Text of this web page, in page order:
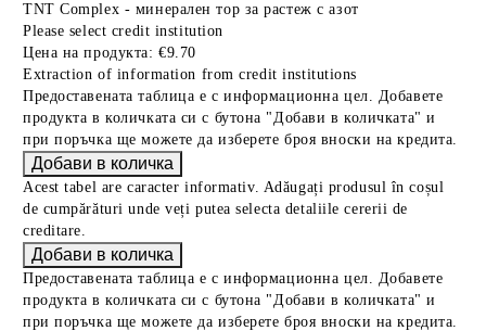
TNT Complex - минерален тор за растеж с азот
Please select credit institution
Цена на продукта: €9.70
Extraction of information from credit institutions
Предоставената таблица е с информационна цел. Добавете
продукта в количката си с бутона "Добави в количката" и
при поръчка ще можете да изберете броя вноски на кредита.
Acest tabel are caracter informativ. Adăugați produsul în coșul
de cumpărături unde veți putea selecta detaliile cererii de
creditare.
Предоставената таблица е с информационна цел. Добавете
продукта в количката си с бутона "Добави в количката" и
при поръчка ще можете да изберете броя вноски на кредита.